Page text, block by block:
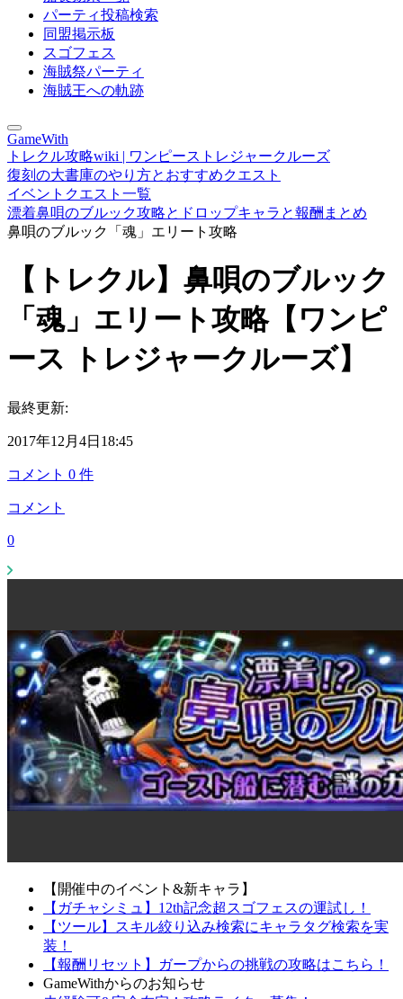
パーティ投稿検索
同盟掲示板
スゴフェス
海賊祭パーティ
海賊王への軌跡
GameWith
トレクル攻略wiki | ワンピーストレジャークルーズ
復刻の大書庫のやり方とおすすめクエスト
イベントクエスト一覧
漂着鼻唄のブルック攻略とドロップキャラと報酬まとめ
鼻唄のブルック「魂」エリート攻略
【トレクル】鼻唄のブルック
「魂」エリート攻略【ワンピ
ース トレジャークルーズ】
最終更新:
2017年12月4日18:45
コメント 0 件
コメント
0
【開催中のイベント&新キャラ】
【ガチャシミュ】12th記念超スゴフェスの運試し！
【ツール】スキル絞り込み検索にキャラタグ検索を実
装！
【報酬リセット】ガープからの挑戦の攻略はこちら！
GameWithからのお知らせ